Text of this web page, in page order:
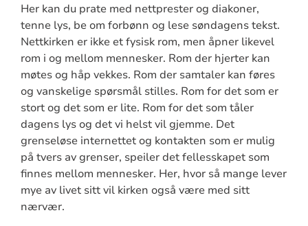
Her kan du prate med nettprester og diakoner,
tenne lys, be om forbønn og lese søndagens tekst.
Nettkirken er ikke et fysisk rom, men åpner likevel
rom i og mellom mennesker. Rom der hjerter kan
møtes og håp vekkes. Rom der samtaler kan føres
og vanskelige spørsmål stilles. Rom for det som er
stort og det som er lite. Rom for det som tåler
dagens lys og det vi helst vil gjemme. Det
grenseløse internettet og kontakten som er mulig
på tvers av grenser, speiler det fellesskapet som
finnes mellom mennesker. Her, hvor så mange lever
mye av livet sitt vil kirken også være med sitt
nærvær.